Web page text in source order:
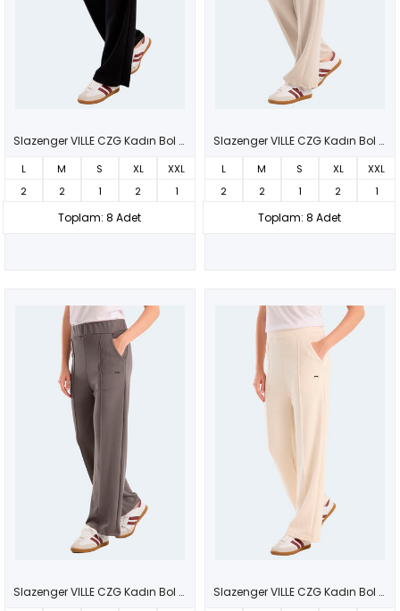
Slazenger VILLE CZG Kadın Bol Paça Siyah Eşofman Altı
L M S XL
XXL
2
2 1 2 1
Toplam: 8 Adet
Slazenger VILLE CZG Kadın Bol Paça Taş Gri Eşofman Altı
L M S XL
XXL
2
2 1 2 1
Toplam: 8 Adet
Slazenger VILLE CZG Kadın Bol Paça Koyu Gri Eşofman Altı Slazenger VILLE CZG Kadın Bol Paça Ekru Eşofman Altı